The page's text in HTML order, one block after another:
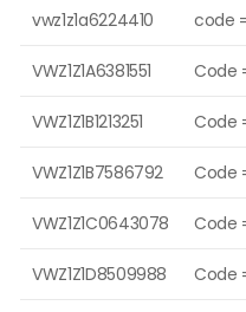
vwz1z1a6224410 code
VWZ1Z1A6381551 Code
VWZ1Z1B1213251 Code
VWZ1Z1B7586792 Code
VWZ1Z1C0643078 Code
VWZ1Z1D8509988 Code